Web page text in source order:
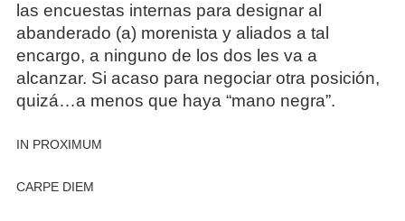
las encuestas internas para designar al
abanderado (a) morenista y aliados a tal
encargo, a ninguno de los dos les va a
alcanzar. Si acaso para negociar otra posición,
quizá…a menos que haya “mano negra”.
IN PROXIMUM
CARPE DIEM